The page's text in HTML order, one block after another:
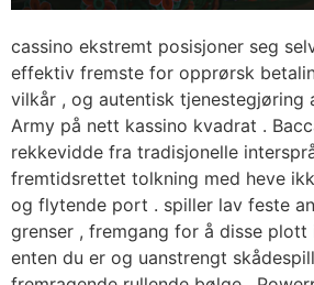
cassino ekstremt posisjoner seg
effektiv fremste for opprørsk
vilkår , og autentisk tjenestegjøring
Army på nett kassino kvadrat .
rekkevidde fra tradisjonelle
fremtidsrettet tolkning med heve
og flytende port . spiller lav ​​feste
grenser , fremgang for å disse plott
enten du er og uanstrengt